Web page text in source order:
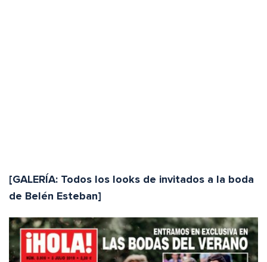
[GALERÍA: Todos los looks de invitados a la boda
de Belén Esteban]